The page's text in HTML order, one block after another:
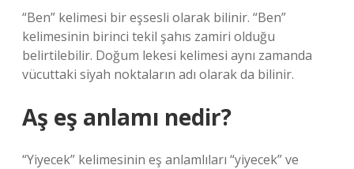
“Ben” kelimesi bir eşsesli olarak bilinir. “Ben”
kelimesinin birinci tekil şahıs zamiri olduğu
belirtilebilir. Doğum lekesi kelimesi aynı zamanda
vücuttaki siyah noktaların adı olarak da bilinir.
Aş eş anlamı nedir?
“Yiyecek” kelimesinin eş anlamlıları “yiyecek” ve